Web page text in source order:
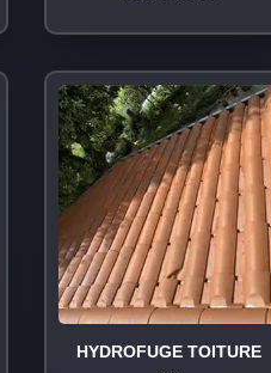
HYDROFUGE TOITURE